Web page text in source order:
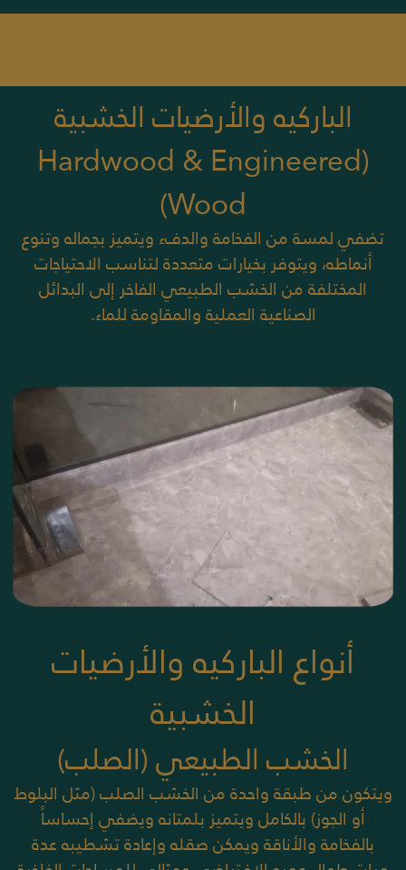
الباركيه والأرضيات الخشبية
(Hardwood & Engineered
Wood)
تضفي لمسة من الفخامة والدفء ويتميز بجماله وتنوع
أنماطه، ويتوفر بخيارات متعددة لتناسب الاحتياجات
المختلفة من الخشب الطبيعي الفاخر إلى البدائل
الصناعية العملية والمقاومة للماء.
أنواع الباركيه والأرضيات
الخشبية
الخشب الطبيعي (الصلب)
ويتكون من طبقة واحدة من الخشب الصلب (مثل البلوط
أو الجوز) بالكاملويتميز بلمتانه ويضفي إحساساً
بالفخامة والأناقة ويمكن صقله وإعادة تشطيبه عدة